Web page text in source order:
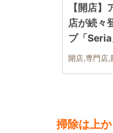
【開店
店が続々
プ「
店
掃除は上